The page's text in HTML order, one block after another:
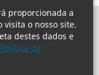
proporcionada a
o nosso site.
destes dados e
Política de